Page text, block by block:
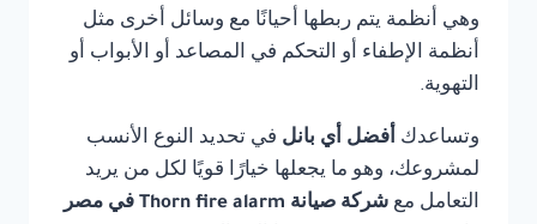
وهي أنظمة يتم ربطها أحيانًا مع وسائل أخرى مثل
أنظمة الإطفاء أو التحكم في المصاعد أو الأبواب أو
التهوية.
وتساعدك أفضل أي بانل في تحديد النوع الأنسب
لمشروعك، وهو ما يجعلها خيارًا قويًا لكل من يريد
التعامل مع شركة صيانة Thorn fire alarm في مصر